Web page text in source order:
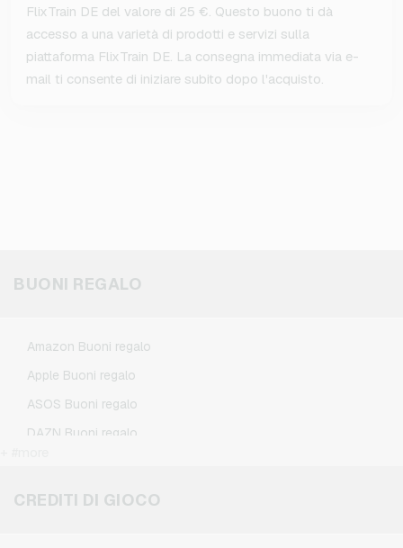
FlixTrain DE del valore di 25 €. Questo buono ti dà
accesso a una varietà di prodotti e servizi sulla
piattaforma FlixTrain DE. La consegna immediata via e-
mail ti consente di iniziare subito dopo l'acquisto.
BUONI REGALO
Amazon Buoni regalo
Apple Buoni regalo
ASOS Buoni regalo
DAZN Buoni regalo
Flixbus Buoni regalo
CREDITI DI GIOCO